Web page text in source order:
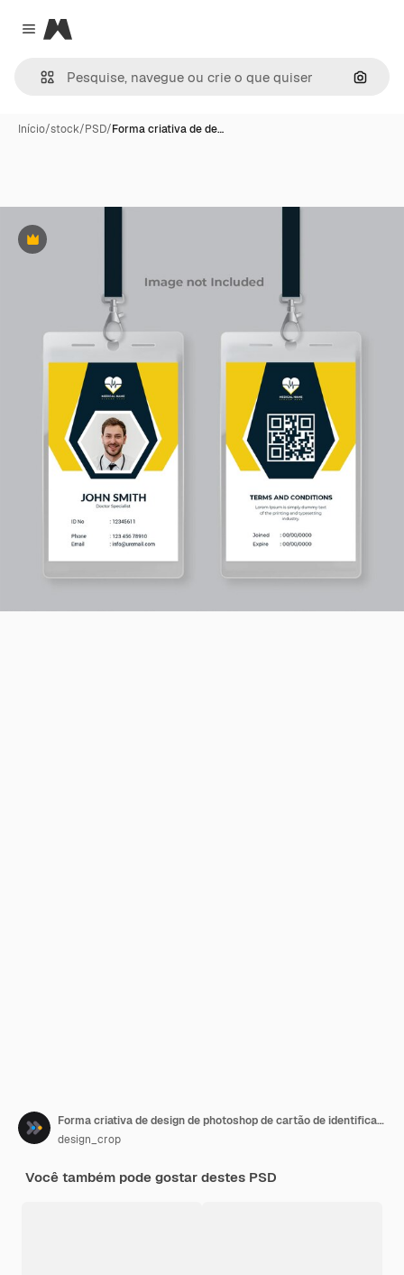
Close menu
Magnific
Início/stock/PSD/Forma criativa de de…
Premium
Forma criativa de design de photoshop de cartão de identificação de saúde
design_crop
Você também pode gostar destes PSD